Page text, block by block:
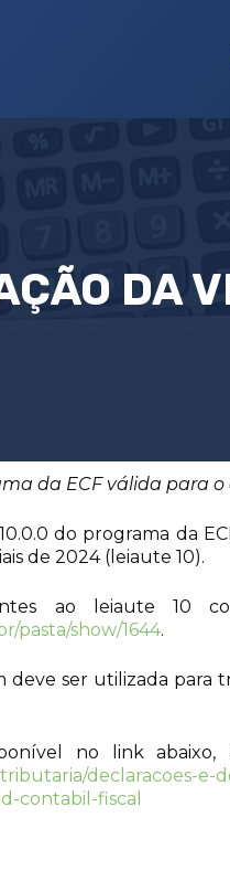
DA
da ECF válida para
do programa da
de 2024 (leiaute 10).
ao leiaute 10
pasta/show/1644.
deve ser utilizada para
no link
declaracoes-
contabil-fiscal